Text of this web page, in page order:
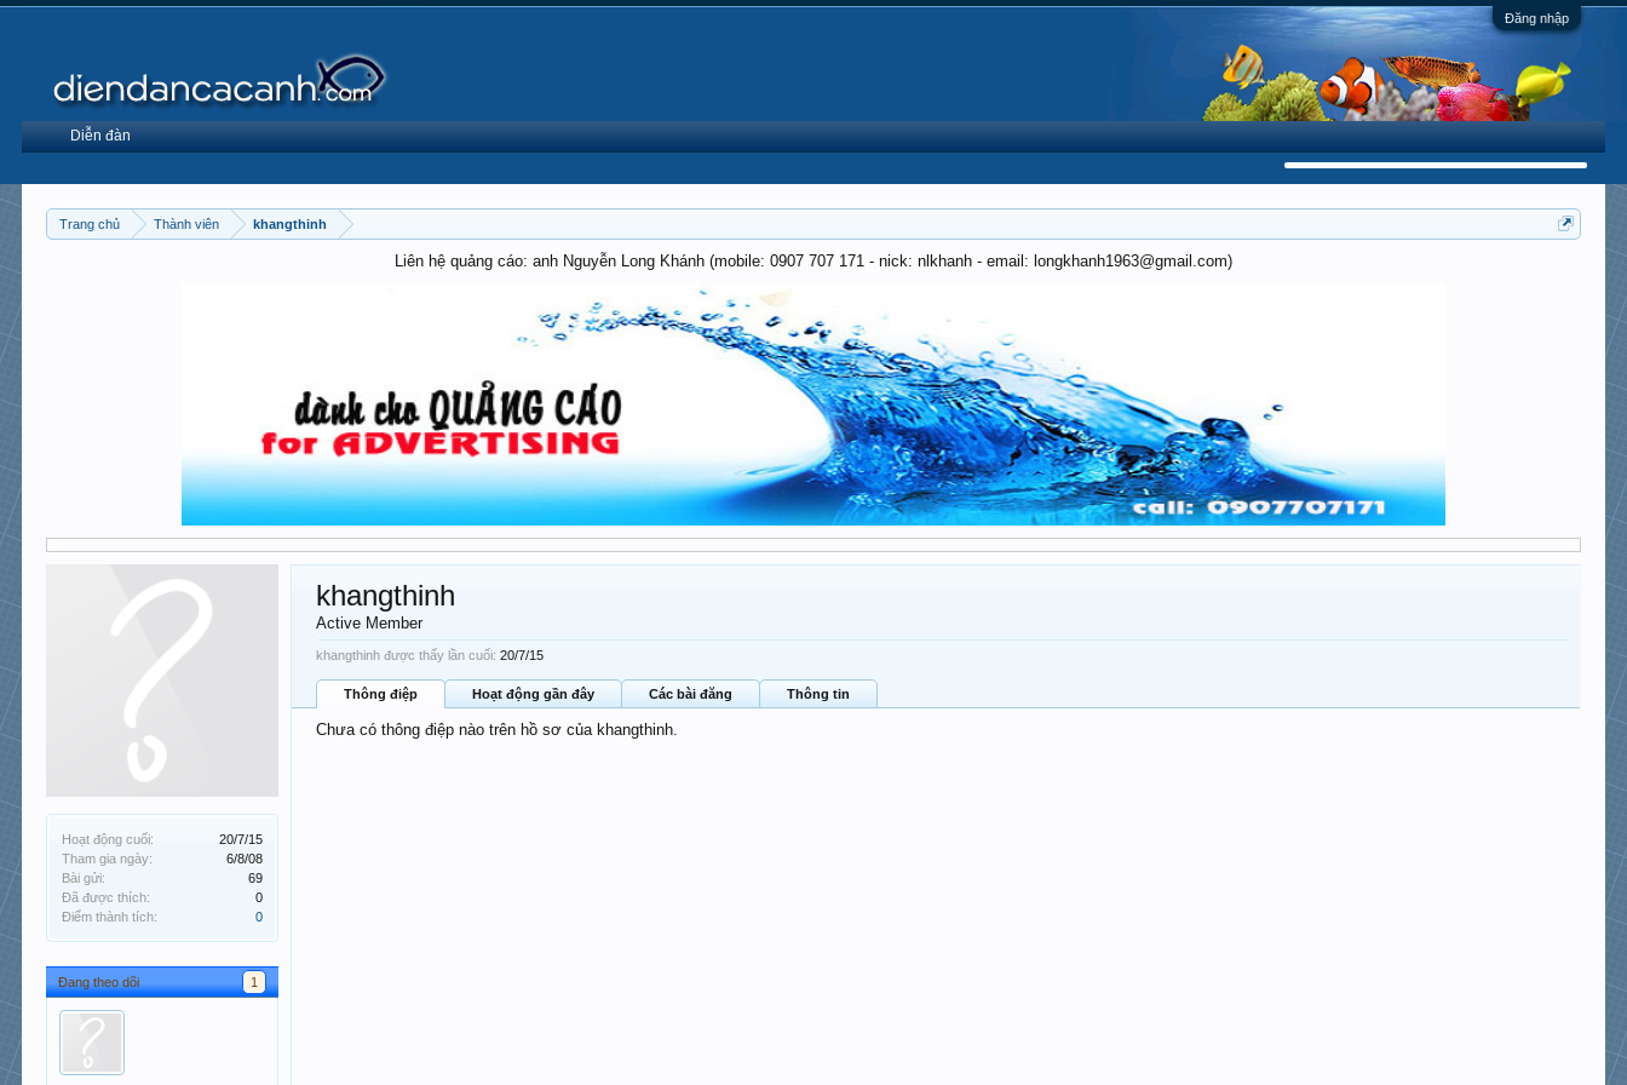
Đăng nhập
Trang chủ Thành viên khangthinh
Liên hệ quảng cáo: anh Nguyễn Long Khánh (mobile: 0907 707 171 - nick: nlkhanh - email: longkhanh1963@gmail.com)
Hoạt động cuối:
20/7/15
Tham gia ngày:
6/8/08
Bài gửi:
69
Đã được thích:
0
Điểm thành tích:
0
Đang theo dõi 1
khangthinh
Active Member
khangthinh được thấy lần cuối: 20/7/15
Thông điệp Hoạt động gần đây Các bài đăng Thông tin
Chưa có thông điệp nào trên hồ sơ của khangthinh.
Diễn đàn